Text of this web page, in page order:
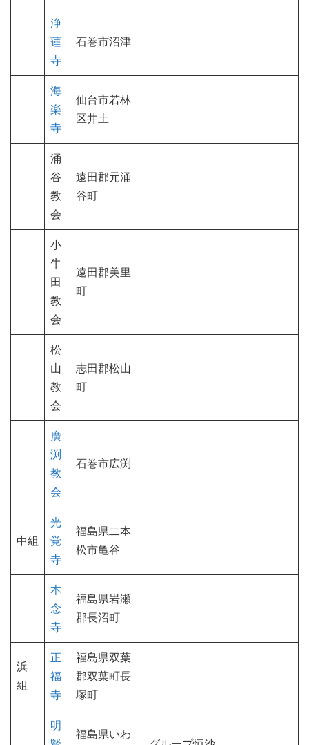
浄
蓮
寺
石巻市沼津
海
楽
寺
仙台市若林
区井土
涌
谷
教
会
遠田郡元涌
谷町
小
牛
田
教
会
遠田郡美里
町
松
山
教
会
志田郡松山
町
廣
渕
教
会
石巻市広渕
中組
光
覚
寺
福島県二本
松市亀谷
本
念
寺
福島県岩瀬
郡長沼町
浜
組
正
福
寺
福島県双葉
郡双葉町長
塚町
明
福島県いわ